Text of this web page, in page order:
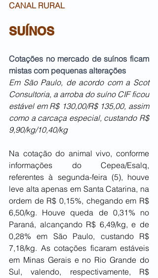
CANAL RURAL
SUÍNOS
Cotações no mercado de suínos ficam
mistas com pequenas alterações
Em São Paulo, de acordo com a Scot
Consultoria, a arroba do suíno CIF ficou
estável em R$ 130,00/R$ 135,00, assim
como a carcaça especial, custando R$
9,90/kg/10,40/kg
Na cotação do animal vivo, conforme
informações do Cepea/Esalq,
referentes à segunda-feira (5), houve
leve alta apenas em Santa Catarina, na
ordem de R$ 0,15%, chegando em R$
6,50/kg. Houve queda de 0,31% no
Paraná, alcançando R$ 6,49/kg, e de
0,28% em São Paulo, custando R$
7,18/kg. As cotações ficaram estáveis
em Minas Gerais e no Rio Grande do
Sul, valendo, respectivamente, R$